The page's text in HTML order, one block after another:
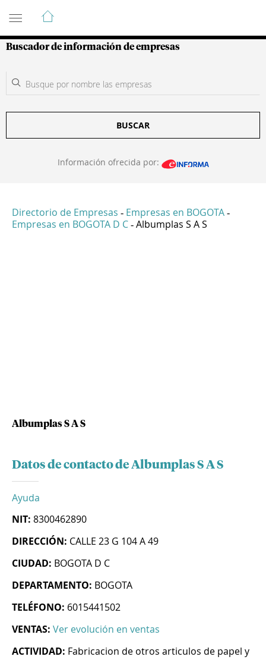
Guía de Empresas Colombianas
Buscador de información de empresas
BUSCAR
Información ofrecida por:
Directorio de Empresas - Empresas en BOGOTA -
Empresas en BOGOTA D C - Albumplas S A S
Albumplas S A S
Datos de contacto de Albumplas S A S
Ayuda
NIT: 8300462890
DIRECCIÓN: CALLE 23 G 104 A 49
CIUDAD: BOGOTA D C
DEPARTAMENTO: BOGOTA
TELÉFONO: 6015441502
VENTAS: Ver evolución en ventas
ACTIVIDAD: Fabricacion de otros articulos de papel y